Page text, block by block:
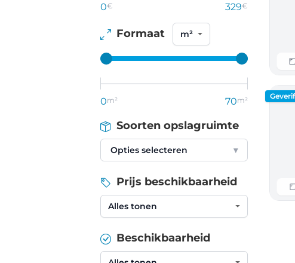
0€ 329€
Formaat
0m² 70m²
Soorten opslagruimte
Opties selecteren ▾
Prijs beschikbaarheid
Beschikbaarheid